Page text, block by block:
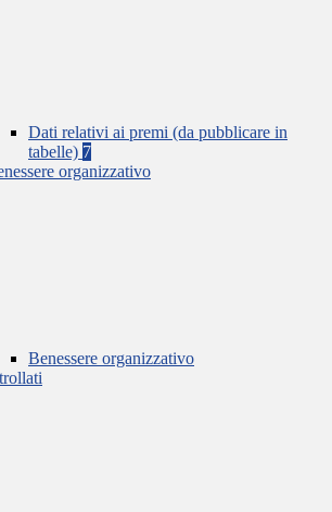
Dati relativi ai premi (da pubblicare in
tabelle) 7
organizzativo
Benessere organizzativo